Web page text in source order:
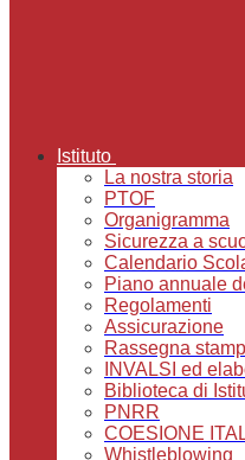
Istituto
La nostra storia
PTOF
Organigramma
Sicurezza a
Calendario
Piano annuale
Regolamenti
Assicurazione
Rassegna
INVALSI ed
Biblioteca di
PNRR
COESIONE
Whistleblowing